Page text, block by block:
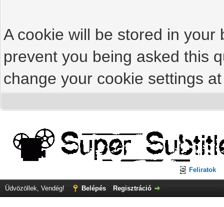
A cookie will be stored in
prevent you being asked this
change your cookie settings
Feliratok
Üdvözöllek, Vendég! Belépés Regisztráció